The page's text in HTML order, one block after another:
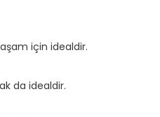
için idealdir.
da idealdir.